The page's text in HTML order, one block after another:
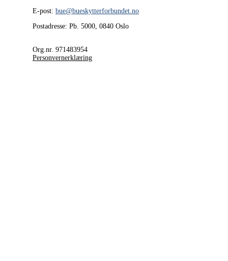
E-post: bue@bueskytterforbundet.no
Postadresse: Pb. 5000, 0840 Oslo
Org.nr. 971483954
Personvernerklæring